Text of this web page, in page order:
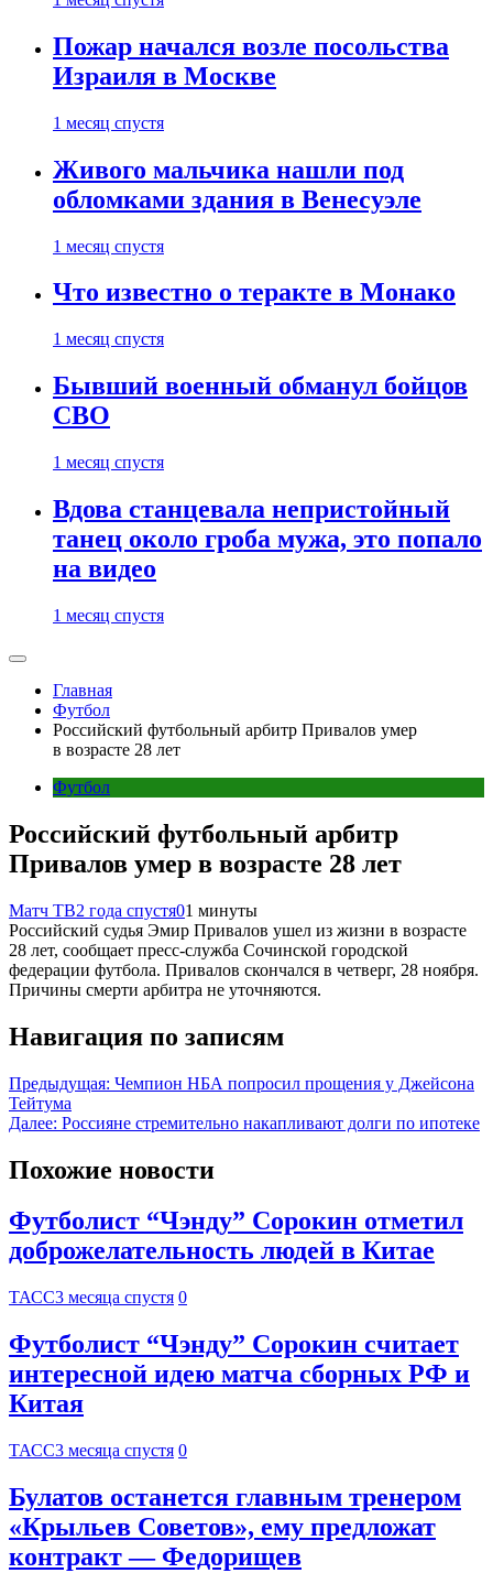
Пожар начался возле посольства
Израиля в Москве
1 месяц спустя
Живого мальчика нашли под
обломками здания в Венесуэле
1 месяц спустя
Что известно о теракте в Монако
1 месяц спустя
Бывший военный обманул бойцов
СВО
1 месяц спустя
Вдова станцевала непристойный
танец около гроба мужа, это попало
на видео
1 месяц спустя
Главная
Футбол
Российский футбольный арбитр Привалов умер
в возрасте 28 лет
Футбол
Российский футбольный арбитр
Привалов умер в возрасте 28 лет
Матч ТВ2 года спустя01 минуты
Российский судья Эмир Привалов ушел из жизни в возрасте
28 лет, сообщает пресс‑служба Сочинской городской
федерации футбола. Привалов скончался в четверг, 28 ноября.
Причины смерти арбитра не уточняются.
Навигация по записям
Предыдущая: Чемпион НБА попросил прощения у Джейсона
Тейтума
Далее: Россияне стремительно накапливают долги по ипотеке
Похожие новости
Футболист “Чэнду” Сорокин отметил
доброжелательность людей в Китае
ТАСС3 месяца спустя 0
Футболист “Чэнду” Сорокин считает
интересной идею матча сборных РФ и
Китая
ТАСС3 месяца спустя 0
Булатов останется главным тренером
«Крыльев Советов», ему предложат
контракт — Федорищев